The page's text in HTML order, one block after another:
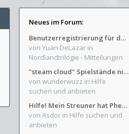
Neues im Forum:
Benutzerregistrierung für das SchickHD-/SchweifHD-Forum gesperrt
von Yuan DeLazar in
Nordlandtrilogie - Mitteilungen
"steam cloud" Spielstände nicht verfügbar
von wunderwuzz in Hilfe
suchen und anbieten
Hilfe! Mein Streuner hat Phexens Gunst verloren...
von Asdor in Hilfe suchen und
anbieten